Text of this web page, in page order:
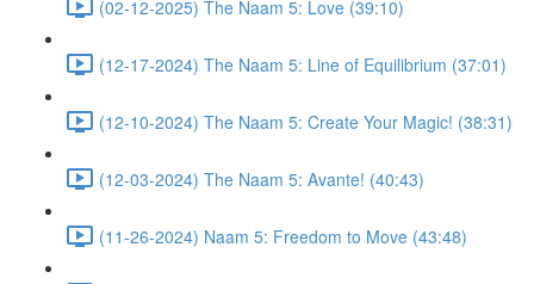
(02-12-2025) The Naam 5: Love (39:10)
(12-17-2024) The Naam 5: Line of Equilibrium (37:01)
(12-10-2024) The Naam 5: Create Your Magic! (38:31)
(12-03-2024) The Naam 5: Avante! (40:43)
(11-26-2024) Naam 5: Freedom to Move (43:48)